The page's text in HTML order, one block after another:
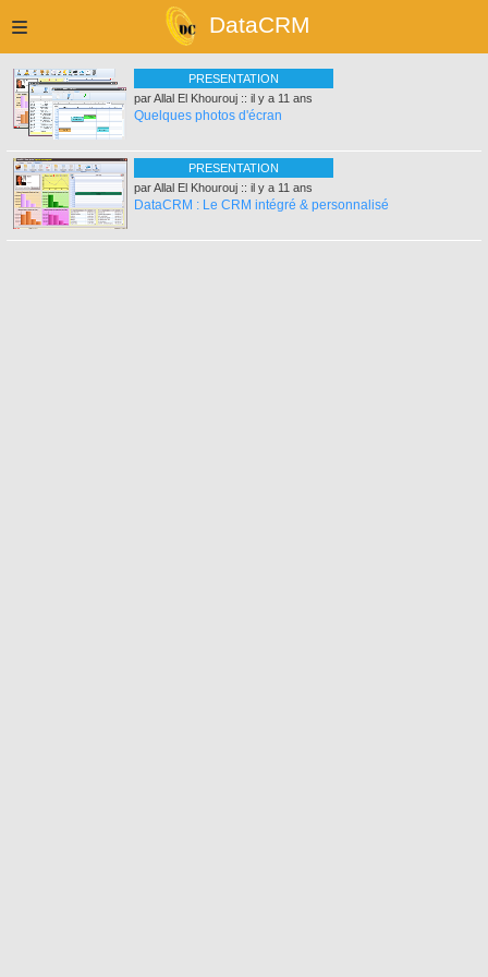
DataCRM
PRESENTATION
par Allal El Khourouj :: il y a 11 ans
Quelques photos d'écran
PRESENTATION
par Allal El Khourouj :: il y a 11 ans
DataCRM : Le CRM intégré & personnalisé